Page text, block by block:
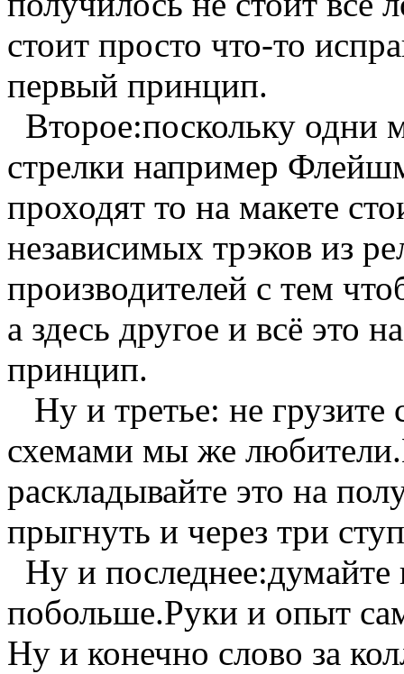
стоит просто что-то
первый принцип.
Второе:поскольку одни
стрелки например
проходят то на макете
независимых трэков из
производителей с тем
а здесь другое и всё это
принцип.
Ну и третье: не грузите
схемами мы же
раскладывайте это на
прыгнуть и через три
Ну и
побольше.Руки и опыт
Ну и конечно слово за